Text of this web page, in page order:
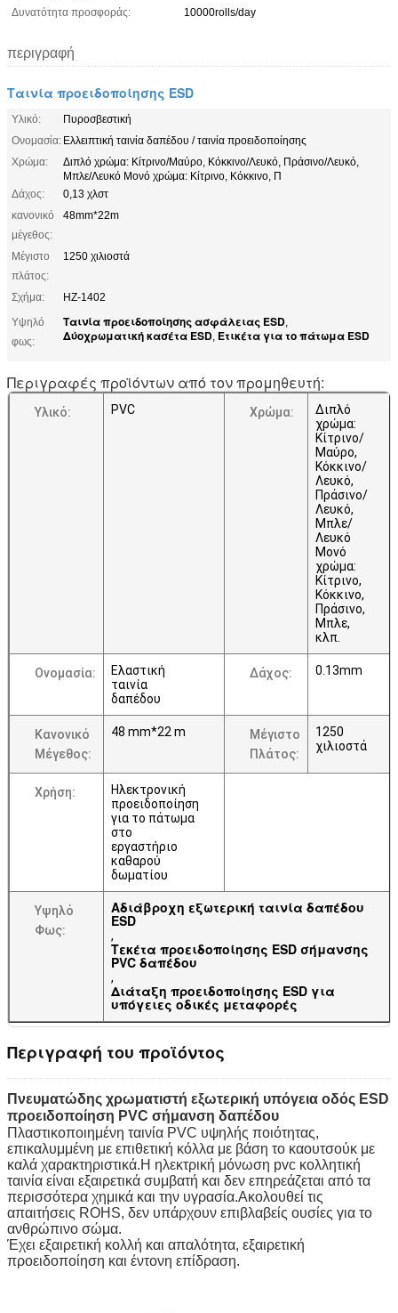
Δυνατότητα προσφοράς:
10000rolls/day
περιγραφή
Ταινία προειδοποίησης ESD
Υλικό:
Πυροσβεστική
Ονομασία: Ελλειπτική ταινία δαπέδου / ταινία προειδοποίησης
Χρώμα:
Διπλό χρώμα: Κίτρινο/Μαύρο, Κόκκινο/Λευκό, Πράσινο/Λευκό,
Μπλε/Λευκό Μονό χρώμα: Κίτρινο, Κόκκινο, Π
Δάχος:
0,13 χλστ
κανονικό
μέγεθος:
48mm*22m
Μέγιστο
πλάτος:
1250 χιλιοστά
Σχήμα:
HZ-1402
Υψηλό
φως:
Ταινία προειδοποίησης ασφάλειας ESD,
Δύοχρωματική κασέτα ESD, Ετικέτα για το πάτωμα ESD
Περιγραφές προϊόντων από τον προμηθευτή:
Υλικό: PVC Χρώμα:
Διπλό
χρώμα:
Κίτρινο/
Μαύρο,
Κόκκινο/
Λευκό,
Πράσινο/
Λευκό,
Μπλε/
Λευκό
Μονό
χρώμα:
Κίτρινο,
Κόκκινο,
Πράσινο,
Μπλε,
κλπ.
Ονομασία:
Ελαστική
ταινία
δαπέδου
Δάχος: 0.13mm
Κανονικό
Μέγεθος:
48 mm*22 m
Μέγιστο
Πλάτος:
1250
χιλιοστά
Χρήση:
Ηλεκτρονική
προειδοποίηση
για το πάτωμα
στο
εργαστήριο
καθαρού
δωματίου
Υψηλό
Φως:
Αδιάβροχη εξωτερική ταινία δαπέδου
ESD
,
Τεκέτα προειδοποίησης ESD σήμανσης
PVC δαπέδου
,
Διάταξη προειδοποίησης ESD για
υπόγειες οδικές μεταφορές
Περιγραφή του προϊόντος
Πνευματώδης χρωματιστή εξωτερική υπόγεια οδός ESD
προειδοποίηση PVC σήμανση δαπέδου
Πλαστικοποιημένη ταινία PVC υψηλής ποιότητας,
επικαλυμμένη με επιθετική κόλλα με βάση το καουτσούκ με
καλά χαρακτηριστικά.Η ηλεκτρική μόνωση pvc κολλητική
ταινία είναι εξαιρετικά συμβατή και δεν επηρεάζεται από τα
περισσότερα χημικά και την υγρασία.Ακολουθεί τις
απαιτήσεις ROHS, δεν υπάρχουν επιβλαβείς ουσίες για το
ανθρώπινο σώμα.
Έχει εξαιρετική κολλή και απαλότητα, εξαιρετική
προειδοποίηση και έντονη επίδραση.